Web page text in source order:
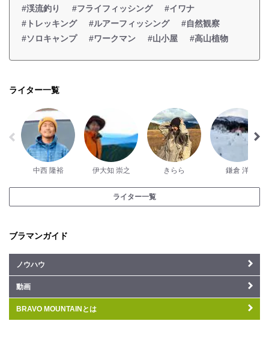
#渓流釣り #フライフィッシング
#イワナ
#トレッキング
#ルアーフィッシング
#自然観察
#ソロキャンプ
#ワークマン #山小屋 #高山植物
ライター一覧
中西 隆裕 伊大知 崇之 きらら 鎌倉 洋
ライター一覧
ブラマンガイド
ノウハウ
動画
BRAVO MOUNTAINとは